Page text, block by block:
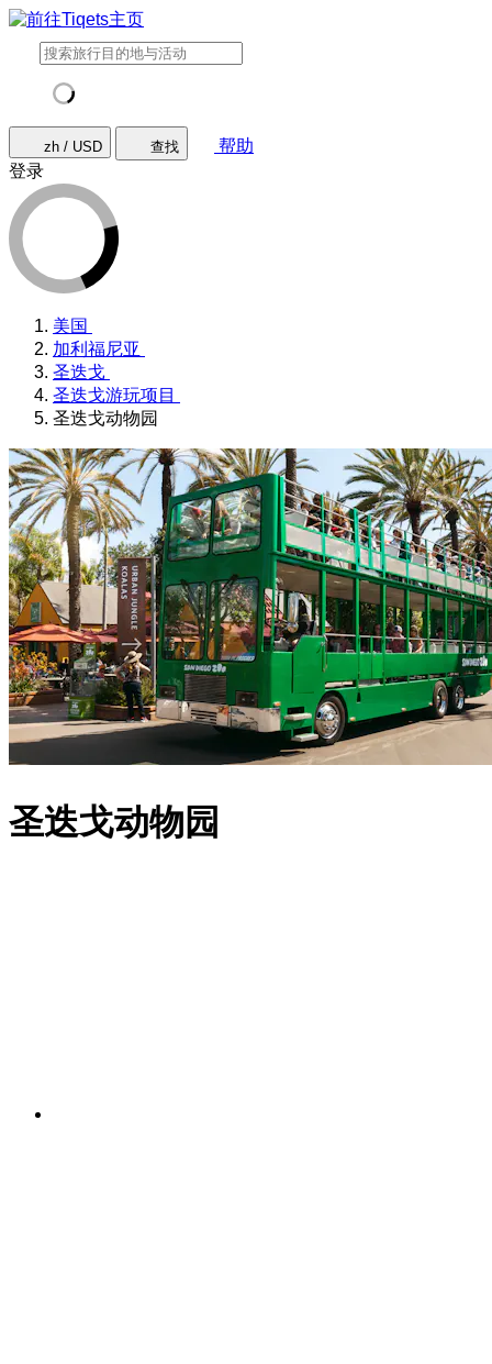
zh / USD 查找
帮助
登录
美国
加利福尼亚
圣迭戈
圣迭戈游玩项目
圣迭戈动物园
圣迭戈动物园